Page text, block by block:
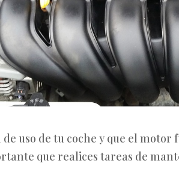
uso de tu coche y que el
que realices tareas de